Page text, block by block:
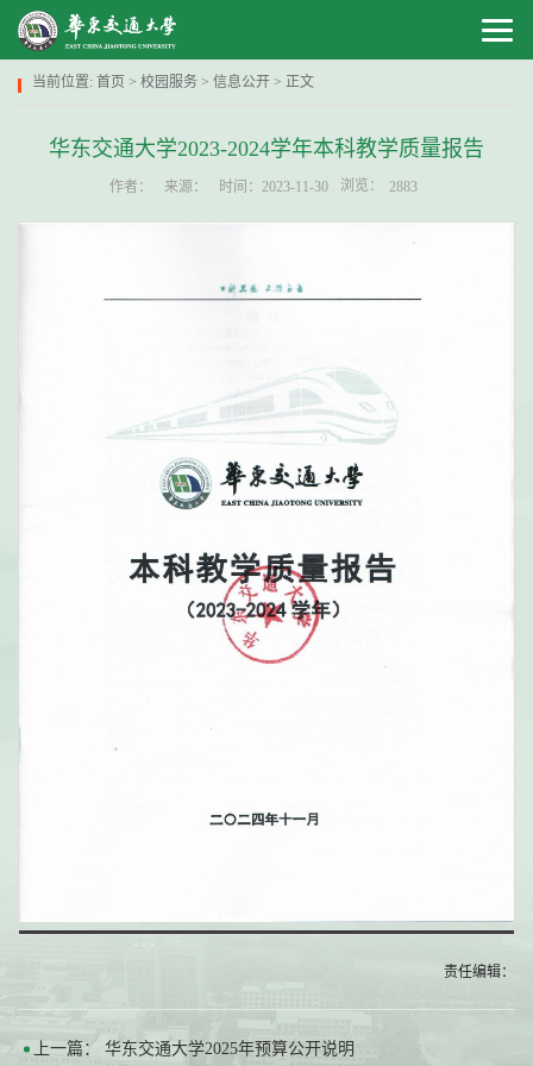
当前位置: 首页 > 校园服务 > 信息公开 > 正文
华东交通大学2023-2024学年本科教学质量报告
作者： 来源： 时间：2023-11-30 浏览： 2883
责任编辑：
上一篇： 华东交通大学2025年预算公开说明